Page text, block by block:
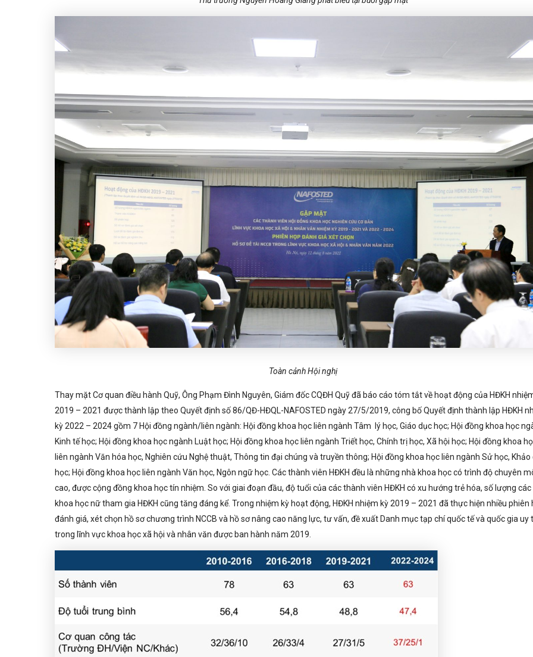
Toàn cảnh Hội nghị
Thay mặt Cơ quan điều hành Quỹ, Ông Phạm Đình Nguyên, Giám đốc CQĐH Quỹ đã báo cáo tóm tắt về hoạt động của HĐKH
2019 – 2021 được thành lập theo Quyết định số 86/QĐ-HĐQL-NAFOSTED ngày 27/5/2019, công bố Quyết định thành lập HĐKH
kỳ 2022 – 2024 gồm 7 Hội đồng ngành/liên ngành: Hội đồng khoa học liên ngành Tâm lý học, Giáo dục học; Hội đồng khoa học
Kinh tế học; Hội đồng khoa học ngành Luật học; Hội đồng khoa học liên ngành Triết học, Chính trị học, Xã hội học; Hội đồng khoa
liên ngành Văn hóa học, Nghiên cứu Nghệ thuật, Thông tin đại chúng và truyền thông; Hội đồng khoa học liên ngành Sử học, Khảo
học; Hội đồng khoa học liên ngành Văn học, Ngôn ngữ học. Các thành viên HĐKH đều là những nhà khoa học có trình độ chuyên
cao, được cộng đồng khoa học tín nhiệm. So với giai đoạn đầu, độ tuổi của các thành viên HĐKH có xu hướng trẻ hóa, số lượng các
khoa học nữ tham gia HĐKH cũng tăng đáng kể. Trong nhiệm kỳ hoạt động, HĐKH nhiệm kỳ 2019 – 2021 đã thực hiện nhiều phiên
đánh giá, xét chọn hồ sơ chương trình NCCB và hồ sơ nâng cao năng lực, tư vấn, đề xuất Danh mục tạp chí quốc tế và quốc gia uy
trong lĩnh vực khoa học xã hội và nhân văn được ban hành năm 2019.